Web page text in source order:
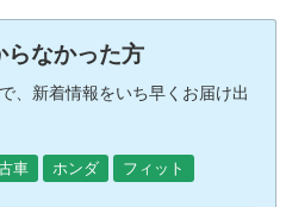
らなかった方
、新着情報をいち早くお届け出
車 ホンダ フィット